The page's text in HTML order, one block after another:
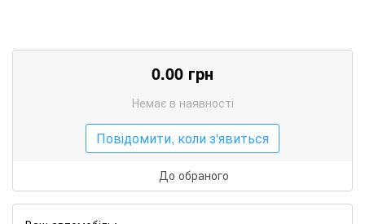
0.00 грн
Немає в наявності
Повідомити, коли з'явиться
До обраного